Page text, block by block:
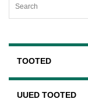
TOOTED
UUED TOOTED